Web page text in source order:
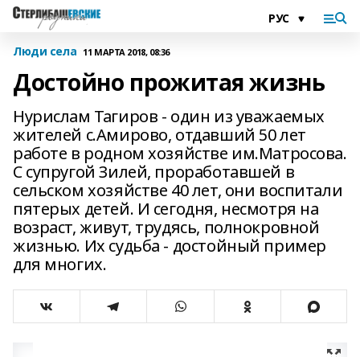
Люди села 11 МАРТА 2018, 08:36
Достойно прожитая жизнь
Нурислам Тагиров - один из уважаемых
жителей с.Амирово, отдавший 50 лет
работе в родном хозяйстве им.Матросова.
С супругой Зилей, проработавшей в
сельском хозяйстве 40 лет, они воспитали
пятерых детей. И сегодня, несмотря на
возраст, живут, трудясь, полнокровной
жизнью. Их судьба - достойный пример
для многих.